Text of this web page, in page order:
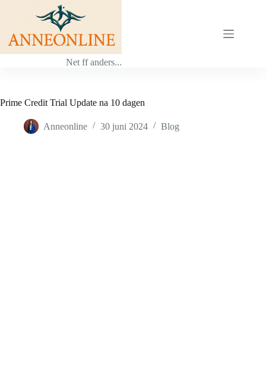
inhoud
Net ff anders...
Prime Credit Trial Update na 10 dagen
Anneonline 30 juni 2024 Blog